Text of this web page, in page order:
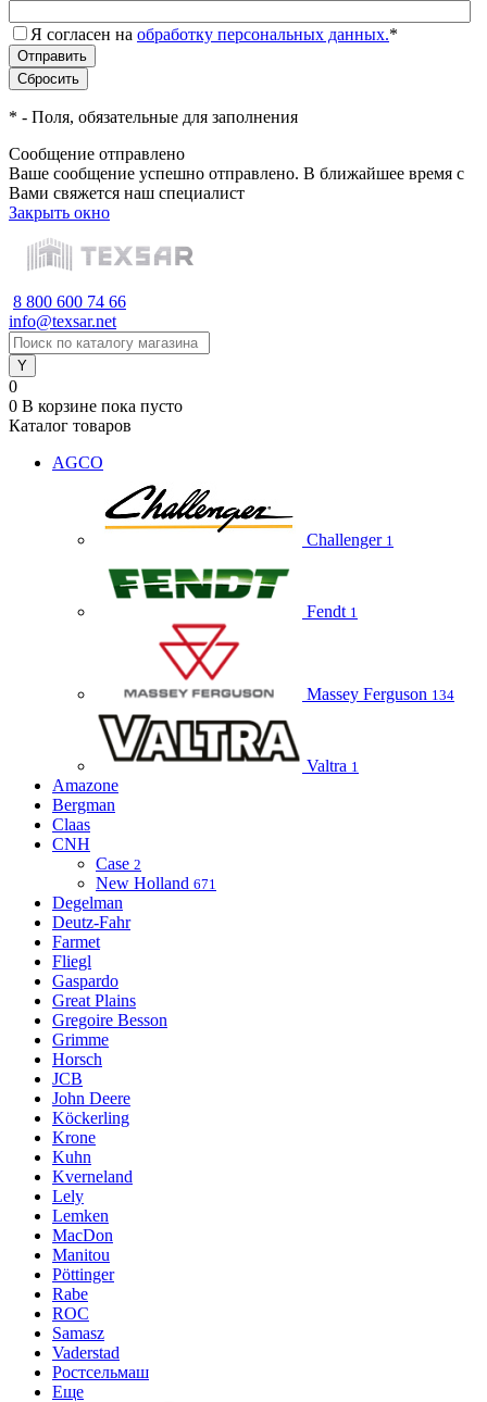
Я согласен на обработку персональных данных.*
* - Поля, обязательные для заполнения
Сообщение отправлено
Ваше сообщение успешно отправлено. В ближайшее время с
Вами свяжется наш специалист
Закрыть окно
8 800 600 74 66
info@texsar.net
0
0 В корзине пока пусто
Каталог товаров
AGCO
Challenger 1
Fendt 1
Massey Ferguson 134
Valtra 1
Amazone
Bergman
Claas
CNH
Case 2
New Holland 671
Degelman
Deutz-Fahr
Farmet
Fliegl
Gaspardo
Great Plains
Gregoire Besson
Grimme
Horsch
JCB
John Deere
Köckerling
Krone
Kuhn
Kverneland
Lely
Lemken
MacDon
Manitou
Pöttinger
Rabe
ROC
Samasz
Vaderstad
Ростсельмаш
Еще